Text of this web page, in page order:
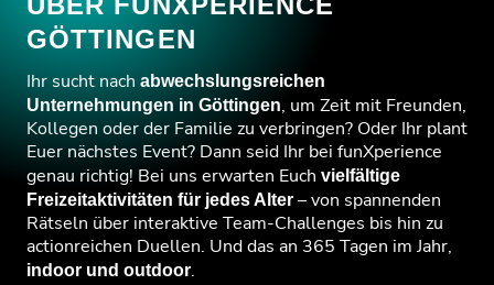
GÖTTINGEN
Ihr sucht nach abwechslungsreichen
Unternehmungen in Göttingen, um Zeit mit Freunden,
Kollegen oder der Familie zu verbringen? Oder Ihr plant
Euer nächstes Event? Dann seid Ihr bei funXperience
genau richtig! Bei uns erwarten Euch vielfältige
Freizeitaktivitäten für jedes Alter – von spannenden
Rätseln über interaktive Team-Challenges bis hin zu
actionreichen Duellen. Und das an 365 Tagen im Jahr,
indoor und outdoor.